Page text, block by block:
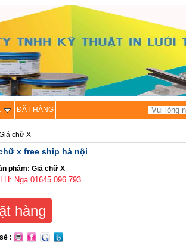
ĐẶT HÀNG
chữ X
x free ship hà nội
phẩm: Giá chữ X
LH: Nga 01645.096.793
hàng
: